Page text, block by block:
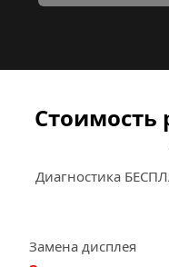
Стоимость
Диагностика
Замена дисплея